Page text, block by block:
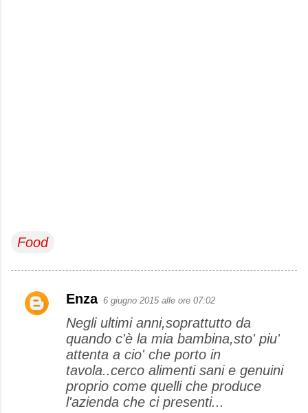
Food
C
Enza 6 giugno 2015 alle ore 07:02
Negli ultimi anni,soprattutto da
quando c'è la mia bambina,sto' piu'
attenta a cio' che porto in
tavola..cerco alimenti sani e genuini
proprio come quelli che produce
l'azienda che ci presenti...